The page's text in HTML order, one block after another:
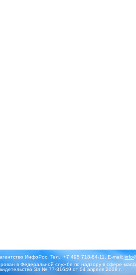
ИнфоРос. Тел.: +7 495 718-84-11, E-mail:
в Федеральной службе по надзору в сфере
Эл № 77-31649 от 04 апреля 2008 г.